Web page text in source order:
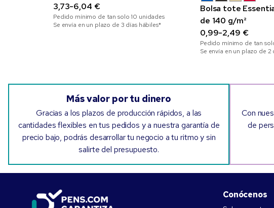
3,73-6,04 €
Pedido mínimo de tan solo 10 unidades
Se envía en un plazo de 3 días hábiles*
Bolsa tote
de 140 g/m²
0,99-2,49 €
Pedido mínimo de tan
Se envía en un plazo de 2
Más valor por tu dinero
Gracias a los plazos de producción rápidos, a las
cantidades flexibles en tus pedidos y a nuestra garantía de
precio bajo, podrás desarrollar tu negocio a tu ritmo y sin
salirte del presupuesto.
Con
de
Conócenos